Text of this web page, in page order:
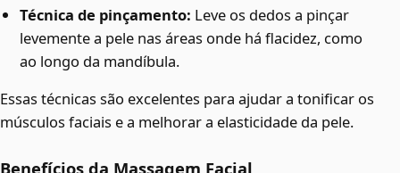
Técnica de pinçamento: Leve os dedos a pinçar
levemente a pele nas áreas onde há flacidez, como
ao longo da mandíbula.
Essas técnicas são excelentes para ajudar a tonificar os
músculos faciais e a melhorar a elasticidade da pele.
Benefícios da Massagem Facial